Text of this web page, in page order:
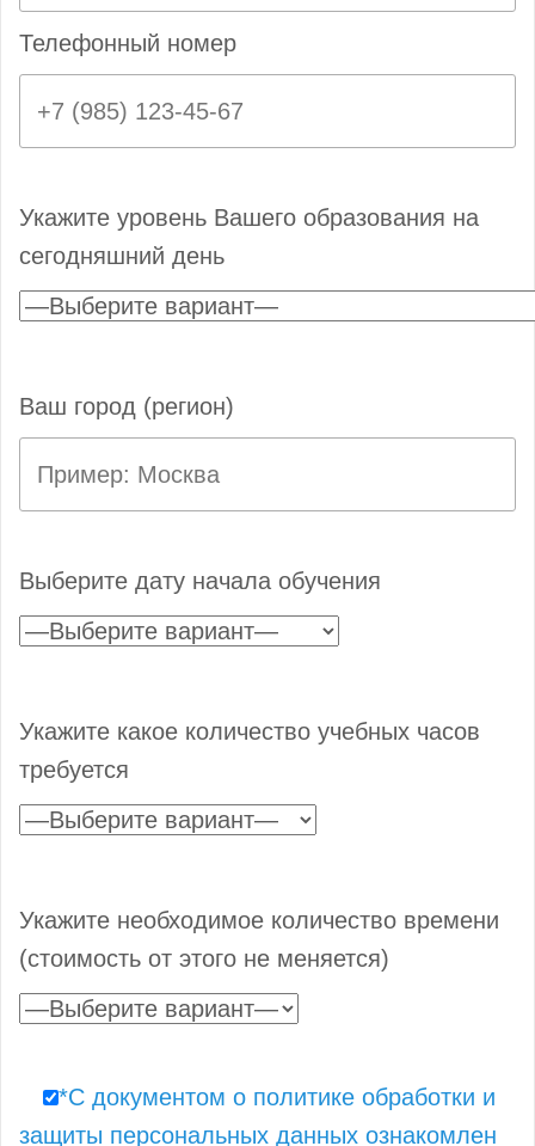
Телефонный номер
Укажите уровень Вашего образования на
сегодняшний день
Ваш город (регион)
Выберите дату начала обучения
Укажите какое количество учебных часов
требуется
Укажите необходимое количество времени
(стоимость от этого не меняется)
*С документом о политике обработки и
защиты персональных данных ознакомлен